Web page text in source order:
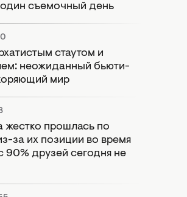
съемочный день
стаутом и
неожиданный бьюти-
мир
жестко прошлась по
за их позиции во время
90% друзей сегодня не